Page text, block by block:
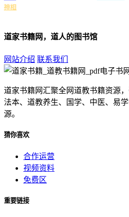
神相
道家书籍网，道人的图书馆
网站介绍 联系我们
道家书籍网汇聚全网道教书籍资源
法本、道教养生、国学、中医、易
源。
猜你喜欢
合作运营
视频资料
免费区
重要链接